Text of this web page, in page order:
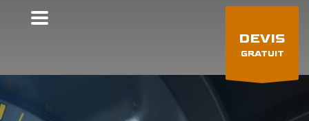
DEVIS
GRATUIT